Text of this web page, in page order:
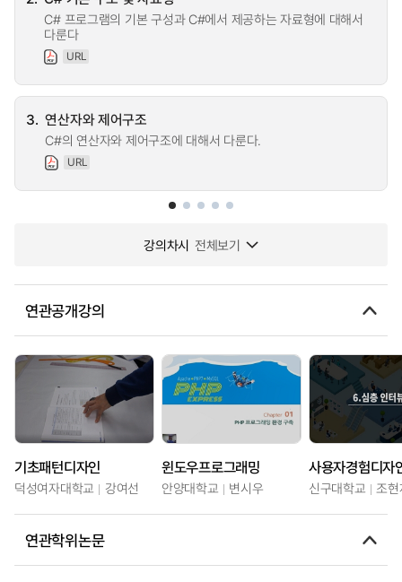
C# 프로그램의 기본 구성과 C#에서 제공하는 자료형에 대해서
다룬다
URL
3. 연산자와 제어구조
C#의 연산자와 제어구조에 대해서 다룬다.
URL
강의차시 전체보기
연관공개강의
기초패턴디자인
덕성여자대학교 강여선
윈도우프로그래밍
안양대학교 변시우
사용자경험디자
신구대학교 조
연관학위논문